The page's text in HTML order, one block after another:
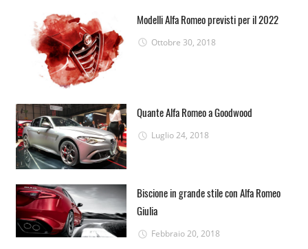
Modelli Alfa Romeo previsti per il 2022
Ottobre 30, 2018
Quante Alfa Romeo a Goodwood
Luglio 24, 2018
Biscione in grande stile con Alfa Romeo
Giulia
Febbraio 20, 2018